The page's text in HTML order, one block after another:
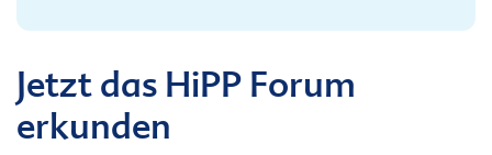
Jetzt das HiPP Forum
erkunden